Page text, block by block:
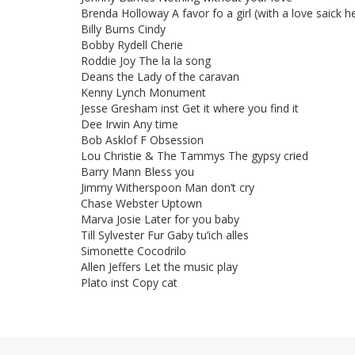
Brenda Holloway A favor fo a girl (with a love saick
Billy Burns Cindy
Bobby Rydell Cherie
Roddie Joy The la la song
Deans the Lady of the caravan
Kenny Lynch Monument
Jesse Gresham inst Get it where you find it
Dee Irwin Any time
Bob Asklof F Obsession
Lou Christie & The Tammys The gypsy cried
Barry Mann Bless you
Jimmy Witherspoon Man don’t cry
Chase Webster Uptown
Marva Josie Later for you baby
Till Sylvester Fur Gaby tu’ich alles
Simonette Cocodrilo
Allen Jeffers Let the music play
Plato inst Copy cat